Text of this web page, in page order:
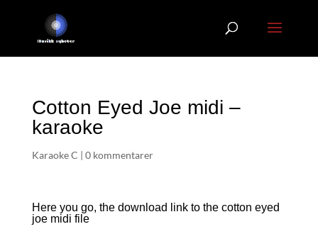
Cotton Eyed Joe midi –
karaoke
Karaoke C | 0 kommentarer
Here you go, the download link to the cotton eyed
joe midi file